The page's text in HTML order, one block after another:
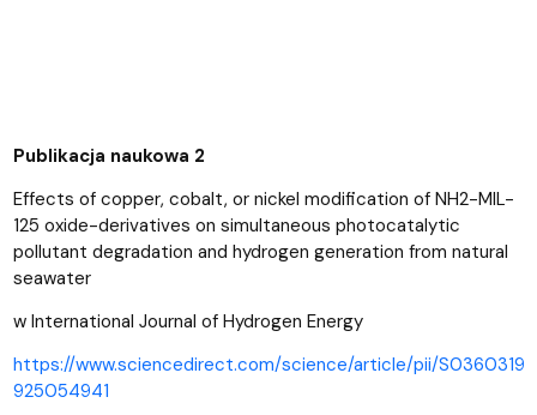
Publikacja naukowa 2
Effects of copper, cobalt, or nickel modification of NH2-MIL-
125 oxide-derivatives on simultaneous photocatalytic
pollutant degradation and hydrogen generation from natural
seawater
w International Journal of Hydrogen Energy
https://www.sciencedirect.com/science/article/pii/S0360319
925054941